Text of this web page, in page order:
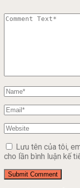
Lưu tên của tôi,
cho lần bình luận kế